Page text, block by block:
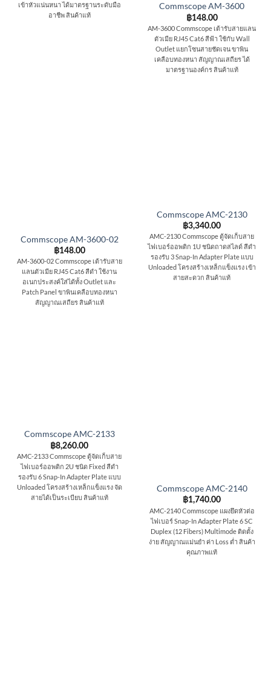
เข้าหัวแน่นหนา ได้มาตรฐานระดับมือ
อาชีพ สินค้าแท้
Commscope AM-3600
฿148.00
AM-3600 Commscope เต้ารับสายแลน
ตัวเมีย RJ45 Cat6 สีฟ้า ใช้กับ Wall
Outlet แยกโซนสายชัดเจน ขาพิน
เคลือบทองหนา สัญญาณเสถียร ได้
มาตรฐานองค์กร สินค้าแท้
Commscope AM-3600-02
฿148.00
AM-3600-02 Commscope เต้ารับสาย
แลนตัวเมีย RJ45 Cat6 สีดำ ใช้งาน
อเนกประสงค์ใส่ได้ทั้ง Outlet และ
Patch Panel ขาพินเคลือบทองหนา
สัญญาณเสถียร สินค้าแท้
Commscope AMC-2130
฿3,340.00
AMC-2130 Commscope ตู้จัดเก็บสาย
ไฟเบอร์ออพติก 1U ชนิดถาดสไลด์ สีดำ
รองรับ 3 Snap-In Adapter Plate แบบ
Unloaded โครงสร้างเหล็กแข็งแรง เข้า
สายสะดวก สินค้าแท้
Commscope AMC-2133
฿8,260.00
AMC-2133 Commscope ตู้จัดเก็บสาย
ไฟเบอร์ออพติก 2U ชนิด Fixed สีดำ
รองรับ 6 Snap-In Adapter Plate แบบ
Unloaded โครงสร้างเหล็กแข็งแรง จัด
สายได้เป็นระเบียบ สินค้าแท้
Commscope AMC-2140
฿1,740.00
AMC-2140 Commscope แผงยึดหัวต่อ
ไฟเบอร์ Snap-In Adapter Plate 6 SC
Duplex (12 Fibers) Multimode ติดตั้ง
ง่าย สัญญาณแม่นยำ ค่า Loss ต่ำ สินค้า
คุณภาพแท้